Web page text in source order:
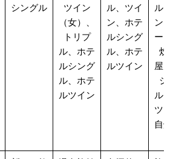
シングル
ツイン
（女）、
トリプ
ル、ホテ
ルシング
ル、ホテ
ルツイン
ル、ツイ
ン、ホテ
ルシング
ル、ホテ
ルツイン
ル
ン
ー
炊
屋
シ
ル
ツ
自